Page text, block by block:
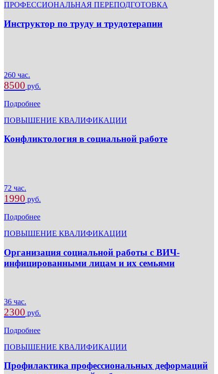
ПРОФЕССИОНАЛЬНАЯ ПЕРЕПОДГОТОВКА
Инструктор по труду и трудотерапии
260 час.
8500 руб.
Подробнее
ПОВЫШЕНИЕ КВАЛИФИКАЦИИ
Конфликтология в социальной работе
72 час.
1990 руб.
Подробнее
ПОВЫШЕНИЕ КВАЛИФИКАЦИИ
Организация социальной работы с ВИЧ-
инфицированными лицам и их семьями
36 час.
2300 руб.
Подробнее
ПОВЫШЕНИЕ КВАЛИФИКАЦИИ
Профилактика профессиональных деформаций